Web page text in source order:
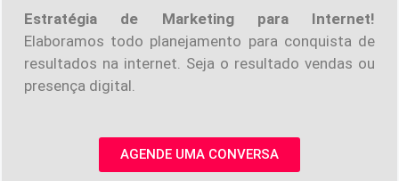
Estratégia de Marketing para Internet!
Elaboramos todo planejamento para conquista de
resultados na internet. Seja o resultado vendas ou
presença digital.
AGENDE UMA CONVERSA